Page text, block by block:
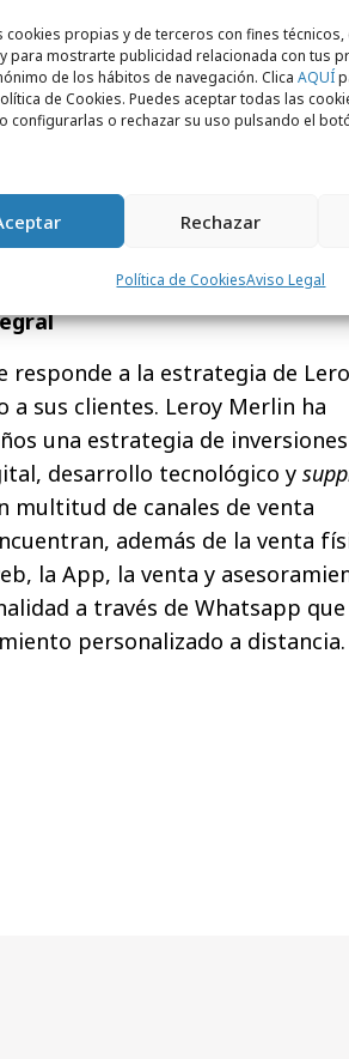
cookies propias y de terceros con fines
para mostrarte publicidad relacionada con tus
de los hábitos de navegación. Clica AQUÍ
de Cookies. Puedes aceptar todas las
configurarlas o rechazar su uso pulsando el
Rechazar
Política de CookiesAviso Legal
en-vendedor.html.
larenovación de su
mejoras que la hacen más
clientes llegar a los
proceso de venta. Muchas de las
incorporando en los próximos
plataforma digital de cliente y
responde a la estrategia de
sus clientes. Leroy Merlin ha
una estrategia de
desarrollo tecnológico y
multitud de canales de venta
además de la venta
la App, la venta y
a través de Whatsapp que
personalizado a distancia.